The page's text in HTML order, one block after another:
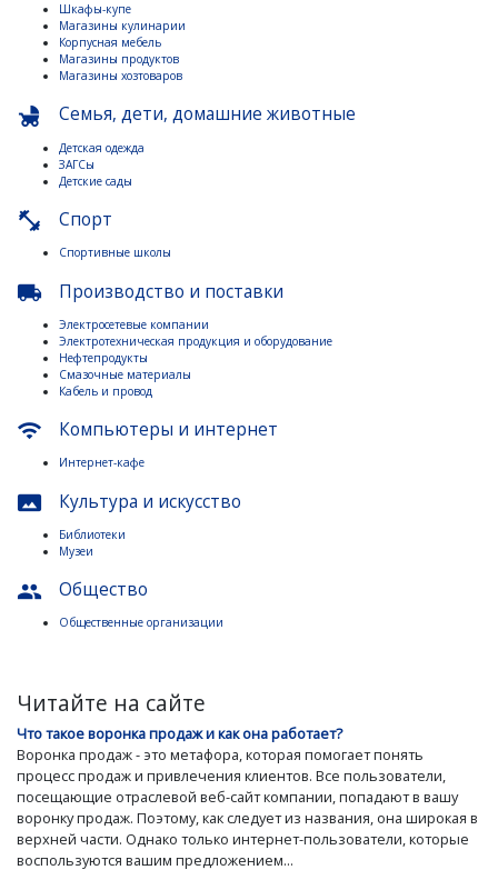
Шкафы-купе
Магазины кулинарии
Корпусная мебель
Магазины продуктов
Магазины хозтоваров
child_friendly Семья, дети, домашние животные
Детская одежда
ЗАГСы
Детские сады
fitness_center Спорт
Спортивные школы
local_shipping Производство и поставки
Электросетевые компании
Электротехническая продукция и оборудование
Нефтепродукты
Смазочные материалы
Кабель и провод
wifi Компьютеры и интернет
Интернет-кафе
panorama Культура и искусство
Библиотеки
Музеи
people Общество
Общественные организации
Читайте на сайте
Что такое воронка продаж и как она работает?
Воронка продаж - это метафора, которая помогает понять
процесс продаж и привлечения клиентов. Все пользователи,
посещающие отраслевой веб-сайт компании, попадают в вашу
воронку продаж. Поэтому, как следует из названия, она широкая в
верхней части. Однако только интернет-пользователи, которые
воспользуются вашим предложением...